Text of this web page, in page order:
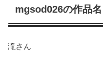
mgsod026の作品名
滝さん